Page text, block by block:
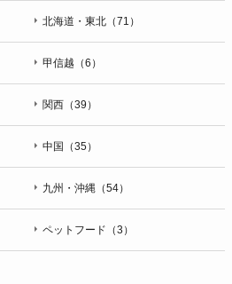
北海道・東北（71）
甲信越（6）
関西（39）
中国（35）
九州・沖縄（54）
ペットフード（3）